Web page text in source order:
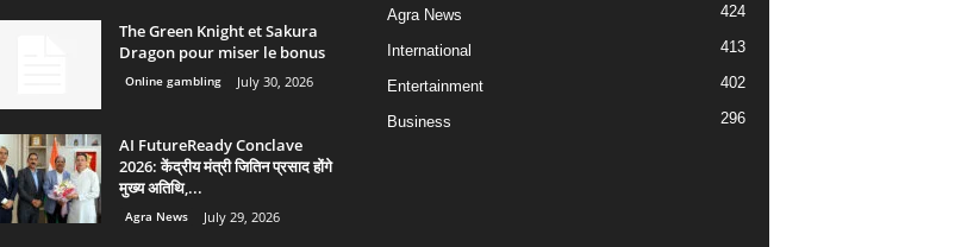
The Green Knight et Sakura
Dragon pour miser le bonus
Online gambling July 30, 2026
AI FutureReady Conclave
2026: केंद्रीय मंत्री जितिन प्रसाद होंगे
मुख्य अतिथि,...
Agra News July 29, 2026
Agra News 424
International 413
Entertainment 402
Business 296